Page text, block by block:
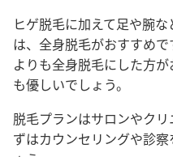
ヒゲ脱毛に加えて足や腕
は、全身脱毛がおすすめ
よりも全身脱毛にした方
も優しいでしょう。
脱毛プランはサロンやク
ずはカウンセリングや診